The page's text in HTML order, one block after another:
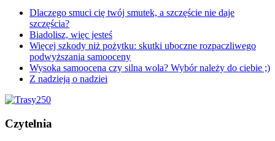
Dlaczego smuci cię twój smutek, a szczęście nie daje
szczęścia?
Biadolisz, więc jesteś
Więcej szkody niż pożytku: skutki uboczne rozpaczliwego
podwyższania samooceny
Wysoka samoocena czy silna wola? Wybór należy do ciebie ;)
Z nadzieją o nadziei
Czytelnia